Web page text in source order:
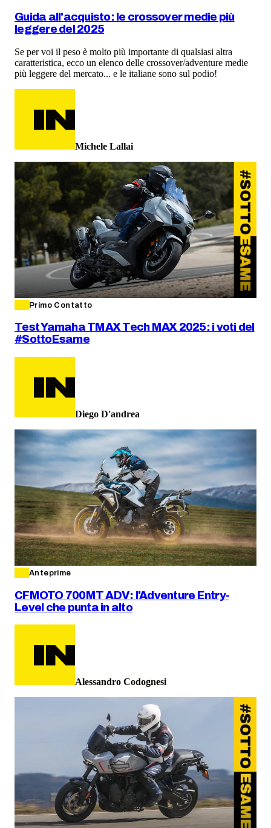
Guida all'acquisto: le crossover medie più
leggere del 2025
Se per voi il peso è molto più importante di qualsiasi altra
caratteristica, ecco un elenco delle crossover/adventure medie
più leggere del mercato... e le italiane sono sul podio!
Michele Lallai
Primo Contatto
Test Yamaha TMAX Tech MAX 2025: i voti del
#SottoEsame
Diego D'andrea
Anteprime
CFMOTO 700MT ADV: l'Adventure Entry-
Level che punta in alto
Alessandro Codognesi